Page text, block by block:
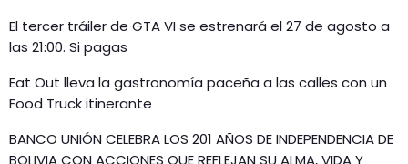
El tercer tráiler de GTA VI se estrenará el 27 de agosto a
las 21:00. Si pagas
Eat Out lleva la gastronomía paceña a las calles con un
Food Truck itinerante
BANCO UNIÓN CELEBRA LOS 201 AÑOS DE INDEPENDENCIA DE
BOLIVIA CON ACCIONES QUE REFLEJAN SU ALMA, VIDA Y